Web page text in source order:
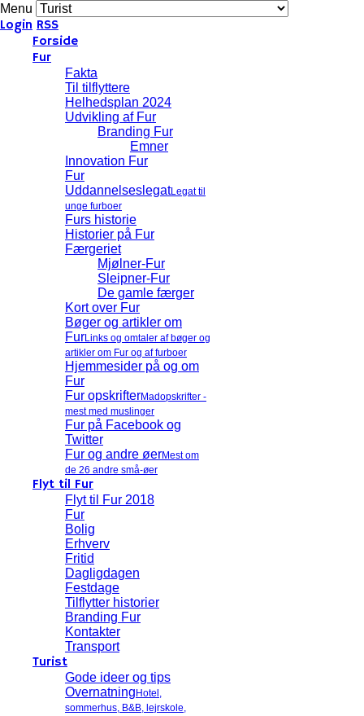
Menu
Login RSS
Forside
Fur
Fakta
Til tilflyttere
Helhedsplan 2024
Udvikling af Fur
Branding Fur
Emner
Innovation Fur
Fur
UddannelseslegatLegat til
unge furboer
Furs historie
Historier på Fur
Færgeriet
Mjølner-Fur
Sleipner-Fur
De gamle færger
Kort over Fur
Bøger og artikler om
FurLinks og omtaler af bøger og
artikler om Fur og af furboer
Hjemmesider på og om
Fur
Fur opskrifterMadopskrifter -
mest med muslinger
Fur på Facebook og
Twitter
Fur og andre øerMest om
de 26 andre små-øer
Flyt til Fur
Flyt til Fur 2018
Fur
Bolig
Erhverv
Fritid
Dagligdagen
Festdage
Tilflytter historier
Branding Fur
Kontakter
Transport
Turist
Gode ideer og tips
Overnatning Hotel,
sommerhus, B&B, lejrskole,